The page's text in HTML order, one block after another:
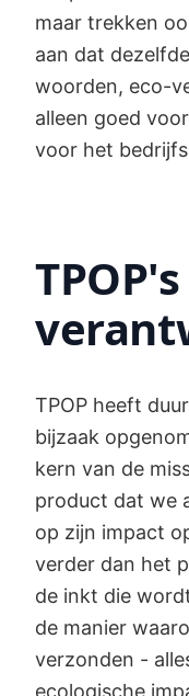
maar trekken
aan dat
woorden, eco-
alleen goed
voor het
TPOP heeft
bijzaak
kern van de
product dat we
op zijn impact
verder dan het
de inkt die
de manier
verzonden -